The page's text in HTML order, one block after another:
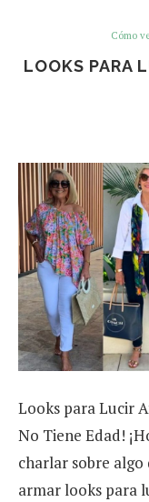
Cómo
LOOKS PARA
Looks para Lucir
No Tiene Edad!
charlar sobre algo
armar looks para